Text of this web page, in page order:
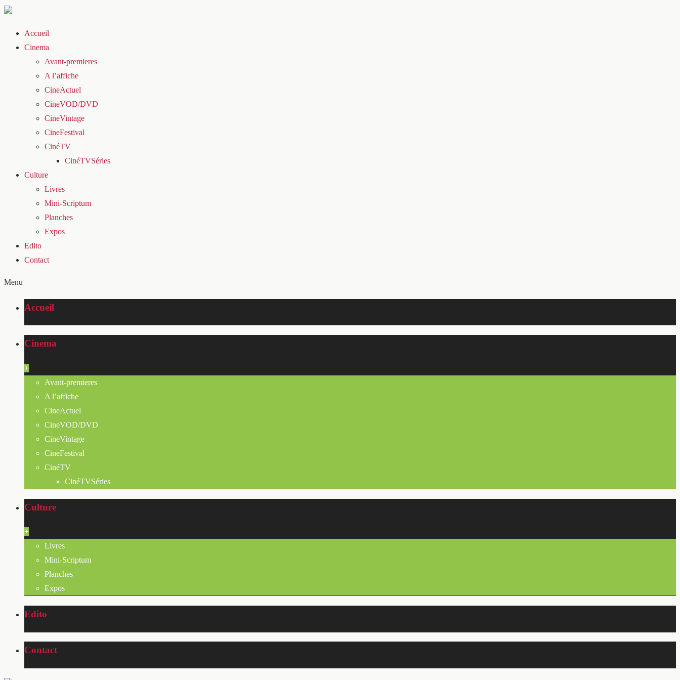
Accueil
Cinema
Avant-premieres
A l’affiche
CineActuel
CineVOD/DVD
CineVintage
CineFestival
CinéTV
CinéTVSéries
Culture
Livres
Mini-Scriptum
Planches
Expos
Edito
Contact
Menu
Accueil
Cinema
+
Avant-premieres
A l’affiche
CineActuel
CineVOD/DVD
CineVintage
CineFestival
CinéTV
CinéTVSéries
Culture
+
Livres
Mini-Scriptum
Planches
Expos
Edito
Contact